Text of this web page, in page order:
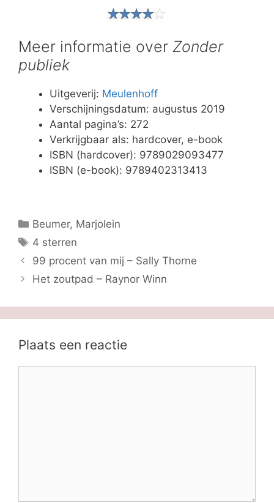
Meer informatie over Zonder
publiek
Uitgeverij: Meulenhoff
Verschijningsdatum: augustus 2019
Aantal pagina’s: 272
Verkrijgbaar als: hardcover, e-book
ISBN (hardcover): 9789029093477
ISBN (e-book): 9789402313413
Categorieën
Beumer, Marjolein
Tags
4 sterren
99 procent van mij – Sally Thorne
Het zoutpad – Raynor Winn
Plaats een reactie